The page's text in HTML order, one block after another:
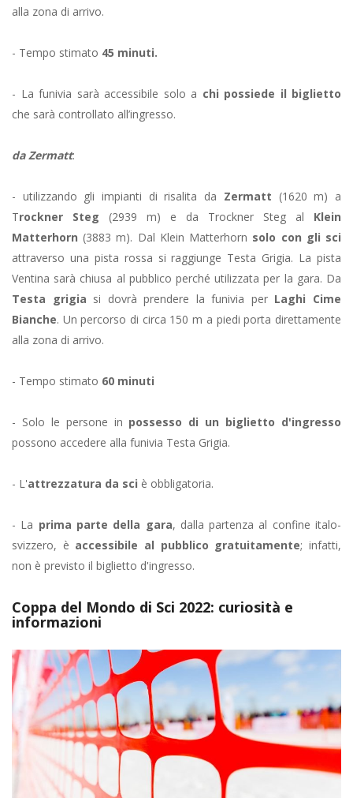
alla zona di arrivo.
- Tempo stimato 45 minuti.
- La funivia sarà accessibile solo a chi possiede il biglietto
che sarà controllato all’ingresso.
da Zermatt:
- utilizzando gli impianti di risalita da Zermatt (1620 m) a
Trockner Steg (2939 m) e da Trockner Steg al Klein
Matterhorn (3883 m). Dal Klein Matterhorn solo con gli sci
attraverso una pista rossa si raggiunge Testa Grigia. La pista
Ventina sarà chiusa al pubblico perché utilizzata per la gara. Da
Testa grigia si dovrà prendere la funivia per Laghi Cime
Bianche. Un percorso di circa 150 m a piedi porta direttamente
alla zona di arrivo.
- Tempo stimato 60 minuti
- Solo le persone in possesso di un biglietto d'ingresso
possono accedere alla funivia Testa Grigia.
- L'attrezzatura da sci è obbligatoria.
- La prima parte della gara, dalla partenza al confine italo-
svizzero, è accessibile al pubblico gratuitamente; infatti,
non è previsto il biglietto d'ingresso.
Coppa del Mondo di Sci 2022: curiosità e
informazioni